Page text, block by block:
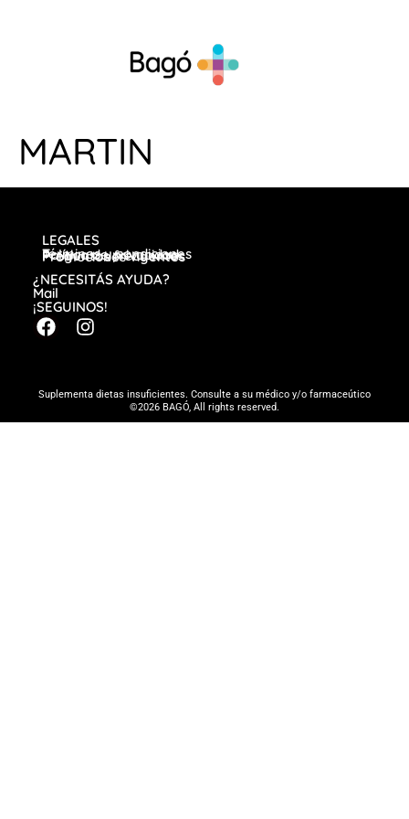
MARTIN
LEGALES
Términos y condiciones
Política de privacidad
Preguntas frecuentes
Promociones vigentes
¿NECESITÁS AYUDA?
Mail
¡SEGUINOS!
Suplementa dietas insuficientes. Consulte a su médico y/o farmaceútico
©2026 BAGÓ, All rights reserved.